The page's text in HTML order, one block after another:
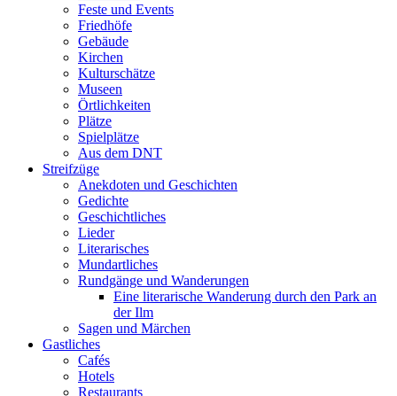
Feste und Events
Friedhöfe
Gebäude
Kirchen
Kulturschätze
Museen
Örtlichkeiten
Plätze
Spielplätze
Aus dem DNT
Streifzüge
Anekdoten und Geschichten
Gedichte
Geschichtliches
Lieder
Literarisches
Mundartliches
Rundgänge und Wanderungen
Eine literarische Wanderung durch den Park an
der Ilm
Sagen und Märchen
Gastliches
Cafés
Hotels
Restaurants